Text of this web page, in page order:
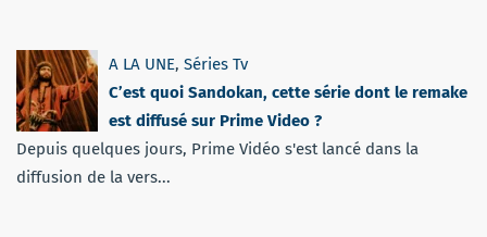
A LA UNE, Séries Tv
C’est quoi Sandokan, cette série dont le remake
est diffusé sur Prime Video ?
Depuis quelques jours, Prime Vidéo s'est lancé dans la
diffusion de la vers...